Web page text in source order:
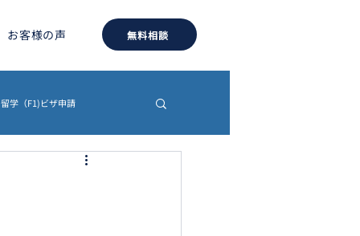
お客様の声 無料相談
留学（F1)ビザ申請
認証・翻訳